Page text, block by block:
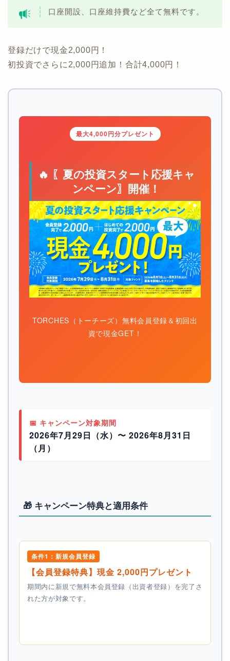
口座開設、口座維持費など全て無料です。
登録だけで現金2,000円！
初投資でさらに2,000円追加！合計4,000円！
最大4,000円分プレゼント
🔥 〖夏の投資スタート応援キャ
ンペーン〗開催！
TORCHES（トーチーズ）無料会員登録＆初回出
資で現金GET！
📅 キャンペーン対象期間
2026年7月29日（水）〜 2026年8月31日
（月）
🎁 キャンペーン特典と適用条件
条件1：新規会員登録
【会員登録特典】現金 2,000円プレゼント
期間内に新規で無料本会員登録（出資者登録）を完了さ
れた方が対象です。